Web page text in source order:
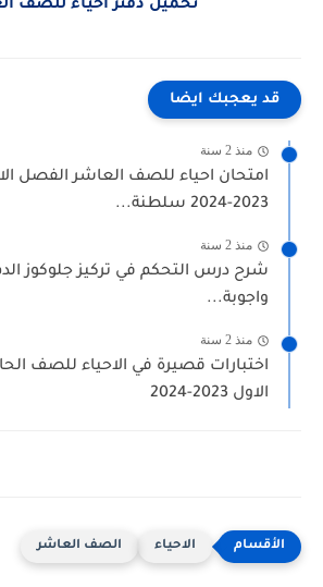
تحميل دفتر أحياء للصف
قد يعجبك ايضا
منذ 2 سنة
امتحان احياء للصف العاشر الفصل
2023-2024 سلطنة...
منذ 2 سنة
شرح درس التحكم في تركيز جلوكوز
واجوبة...
منذ 2 سنة
اختبارات قصيرة في الاحياء للصف
الاول 2023-2024
الاحياء الصف العاشر